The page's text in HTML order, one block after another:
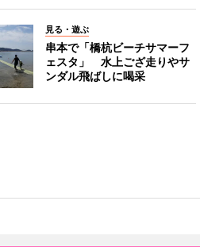
見る・遊ぶ
串本で「橋杭ビーチサマーフ
ェスタ」 水上ござ走りやサ
ンダル飛ばしに喝采